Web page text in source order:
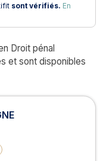
sont vérifiés. En
Droit pénal
et sont disponibles
Limoges